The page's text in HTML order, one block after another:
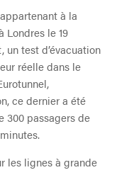
à la
Londres le 19
test d’évacuation
réelle dans le
ce dernier a été
300 passagers de
les lignes à grande